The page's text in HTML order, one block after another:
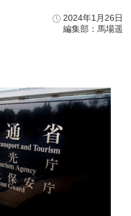
2024年1月26日
編集部：馬場遥